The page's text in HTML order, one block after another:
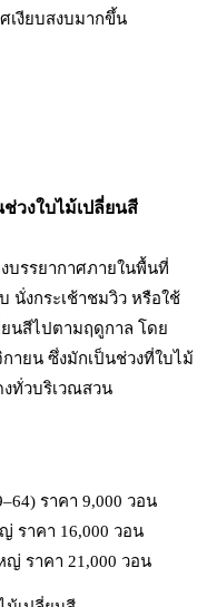
เงียบสงบมากขึ้น
วงใบไม้เปลี่ยนสี
บรรยากาศภายในพื้นที่
นั่งกระเช้าชมวิว หรือใช้
นสีไปตามฤดูกาล โดย
ายน ซึ่งมักเป็นช่วงที่ใบไม้
งทั่วบริเวณสวน
ราคา 9,000 วอน
ราคา 16,000 วอน
ญ่ ราคา 21,000 วอน